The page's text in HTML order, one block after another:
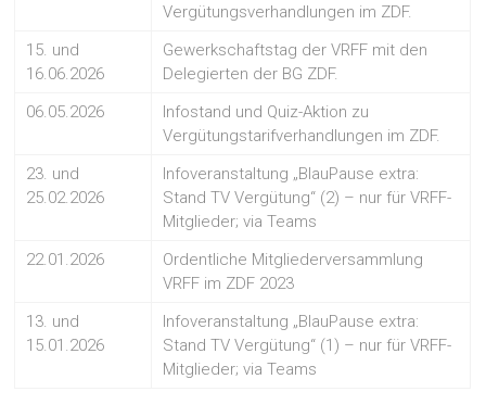
Vergütungsverhandlungen im ZDF.
15. und
16.06.2026
Gewerkschaftstag der VRFF mit den
Delegierten der BG ZDF.
06.05.2026
Infostand und Quiz-Aktion zu
Vergütungstarifverhandlungen im ZDF.
23. und
25.02.2026
Infoveranstaltung „BlauPause extra:
Stand TV Vergütung“ (2) – nur für VRFF-
Mitglieder; via Teams
22.01.2026
Ordentliche Mitgliederversammlung
VRFF im ZDF 2023
13. und
15.01.2026
Infoveranstaltung „BlauPause extra:
Stand TV Vergütung“ (1) – nur für VRFF-
Mitglieder; via Teams